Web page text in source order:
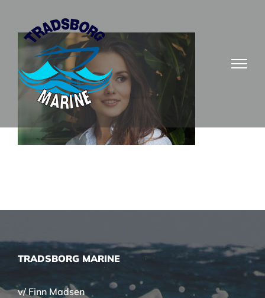
content
TRADSBORG MARINE
v/ Finn Madsen